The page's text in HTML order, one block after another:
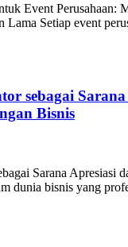
Event Perusahaan:
Lama Setiap event
sebagai
Bisnis
Sarana Apresiasi
dunia bisnis yang